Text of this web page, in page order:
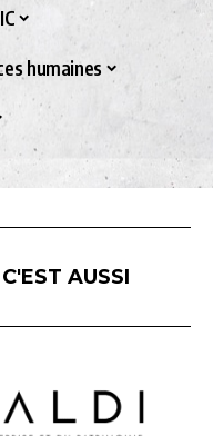
humaines
AUSSI